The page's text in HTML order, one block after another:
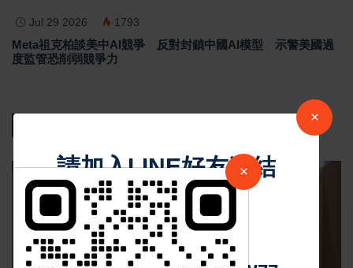
Jul 29 2026 1793
Meta祖克柏談美中AI競爭 反對封鎖中國AI模型 示警美國過
度監管恐削弱競爭力
影音新聞
×
請加入LINE好友連結
中 華 超 傳 媒
×